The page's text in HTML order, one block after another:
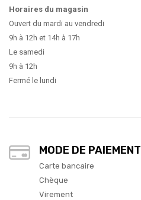
Horaires du magasin
Ouvert du mardi au vendredi
9h à 12h et 14h à 17h
Le samedi
9h à 12h
Fermé le lundi
MODE DE PAIEMENT
Carte bancaire
Chèque
Virement